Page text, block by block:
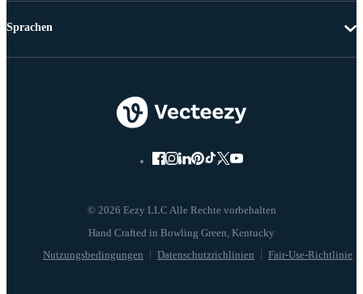
© 2026 Eezy LLC Alle Rechte vorbehalten
Nutzungsbedingungen Datenschutzrichlinien Fair-Use-Richtlinie
Sprachen